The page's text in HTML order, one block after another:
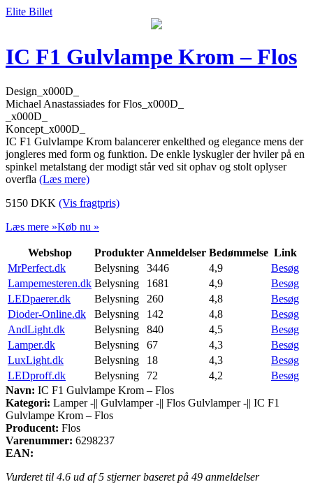
Elite Billet
IC F1 Gulvlampe Krom – Flos
Design_x000D_
Michael Anastassiades for Flos_x000D_
_x000D_
Koncept_x000D_
IC F1 Gulvlampe Krom balancerer enkelthed og elegance mens der
jongleres med form og funktion. De enkle lyskugler der hviler på en
spinkel metalstang der modigt står ved sit ophav og stolt oplyser
overfla (Læs mere)
5150 DKK (Vis fragtpris)
Læs mere »Køb nu »
Webshop Produkter Anmeldelser Bedømmelse Link
MrPerfect.dk
Belysning 3446 4,9
Besøg
Lampemesteren.dk Belysning 1681 4,9
Besøg
LEDpaerer.dk
Belysning 260 4,8
Besøg
Dioder-Online.dk
Belysning 142 4,8
Besøg
AndLight.dk
Belysning 840 4,5
Besøg
Lamper.dk
Belysning 67 4,3
Besøg
LuxLight.dk
Belysning 18 4,3
Besøg
LEDproff.dk
Belysning 72 4,2
Besøg
Navn: IC F1 Gulvlampe Krom – Flos
Kategori: Lamper -|| Gulvlamper -|| Flos Gulvlamper -|| IC F1
Gulvlampe Krom – Flos
Producent: Flos
Varenummer: 6298237
EAN:
Vurderet til 4.6 ud af 5 stjerner baseret på 49 anmeldelser